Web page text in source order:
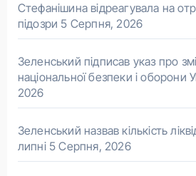
Стефанішина відреагувала на
підозри 5 Серпня, 2026
Зеленський підписав указ про
національної безпеки і оборони
2026
Зеленський назвав кількість
липні 5 Серпня, 2026